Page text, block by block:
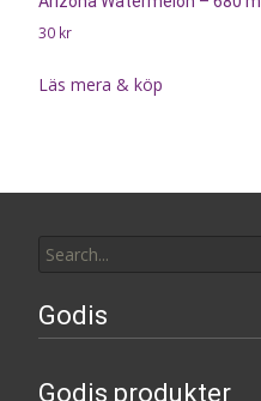
30 kr
Läs mera & köp
for:
Godis
Godis produkter